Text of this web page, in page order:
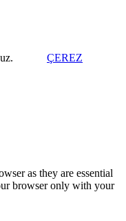
ÇEREZ
as they are essential
browser only with your